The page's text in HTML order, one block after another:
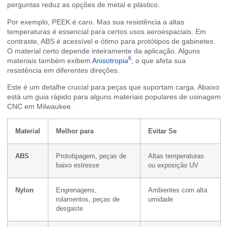
perguntas reduz as opções de metal e plástico.
Por exemplo, PEEK é caro. Mas sua resistência a altas
temperaturas é essencial para certos usos aeroespaciais. Em
contraste, ABS é acessível e ótimo para protótipos de gabinetes.
O material certo depende inteiramente da aplicação. Alguns
materiais também exibem Anisotropia6
, o que afeta sua
resistência em diferentes direções.
Este é um detalhe crucial para peças que suportam carga. Abaixo
está um guia rápido para alguns materiais populares de usinagem
CNC em Milwaukee.
Material Melhor para Evitar Se
ABS
Prototipagem, peças de
baixo estresse
Altas temperaturas
ou exposição UV
Nylon
Engrenagens,
rolamentos, peças de
desgaste
Ambientes com alta
umidade